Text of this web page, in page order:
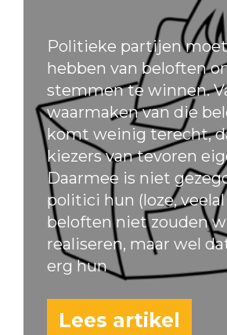
Politieke partijen
hebben van beloften
stemmen te winnen.
waarmaken van die
komt weinig terecht,
kiezers van tevoren
Daarmee is niet
politici hun (loze, veelal
beloften niet zouden
realiseren, maar wel
erg hun
Lees artikel